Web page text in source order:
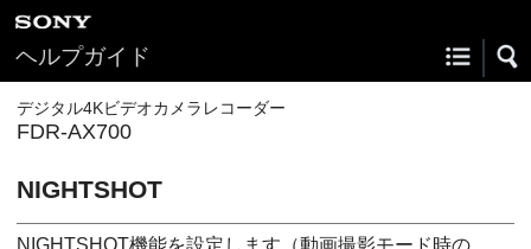
ヘルプガイド
デジタル4Kビデオカメラレコーダー
FDR-AX700
NIGHTSHOT
NIGHTSHOT機能を設定します（動画撮影モード時の